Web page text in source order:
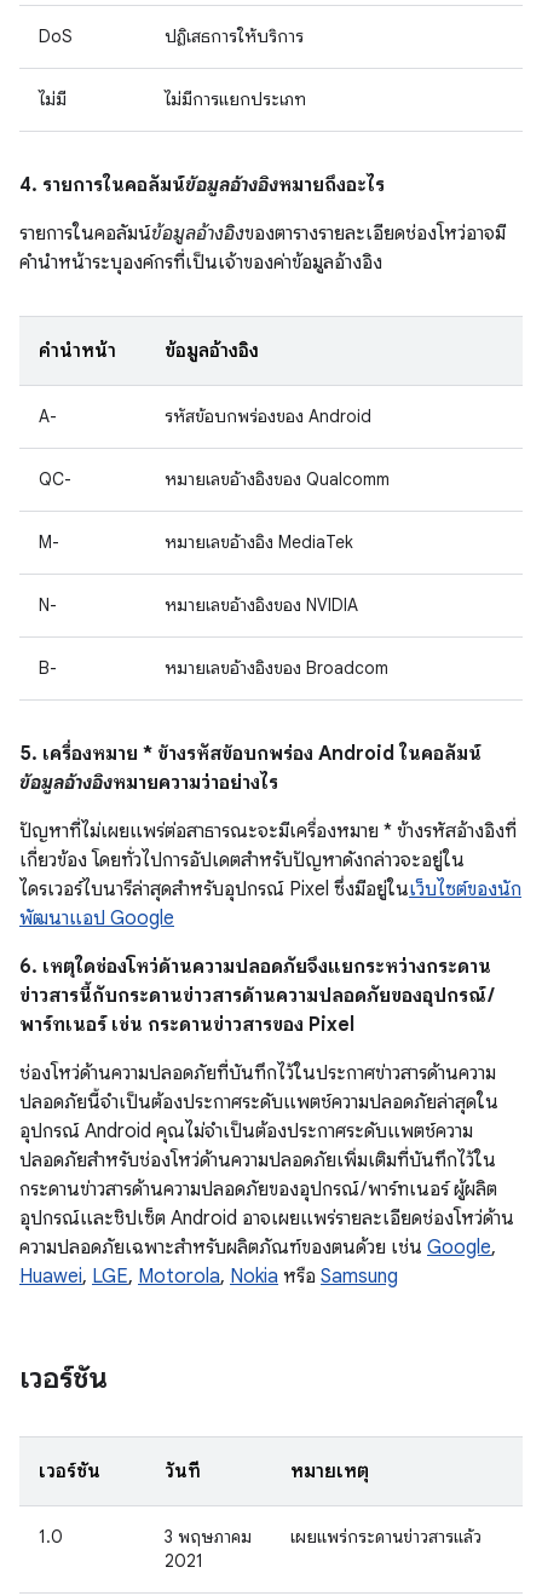
DoS ปฏิเสธการให้บริการ
ไม่มี ไม่มีการแยกประเภท
4. รายการในคอลัมน์ข้อมูลอ้างอิงหมายถึงอะไร
รายการในคอลัมน์ข้อมูลอ้างอิงของตารางรายละเอียดช่องโหว่อาจมี
คำนำหน้าระบุองค์กรที่เป็นเจ้าของค่าข้อมูลอ้างอิง
คำนำหน้า ข้อมูลอ้างอิง
A- รหัสข้อบกพร่องของ Android
QC- หมายเลขอ้างอิงของ Qualcomm
M- หมายเลขอ้างอิง MediaTek
N- หมายเลขอ้างอิงของ NVIDIA
B- หมายเลขอ้างอิงของ Broadcom
5. เครื่องหมาย * ข้างรหัสข้อบกพร่อง Android ในคอลัมน์
ข้อมูลอ้างอิงหมายความว่าอย่างไร
ปัญหาที่ไม่เผยแพร่ต่อสาธารณะจะมีเครื่องหมาย * ข้างรหัสอ้างอิงที่
เกี่ยวข้อง โดยทั่วไปการอัปเดตสำหรับปัญหาดังกล่าวจะอยู่ใน
ไดรเวอร์ไบนารีล่าสุดสำหรับอุปกรณ์ Pixel ซึ่งมีอยู่ในเว็บไซต์ของนัก
พัฒนาแอป Google
6. เหตุใดช่องโหว่ด้านความปลอดภัยจึงแยกระหว่างกระดาน
ข่าวสารนี้กับกระดานข่าวสารด้านความปลอดภัยของอุปกรณ์ /
พาร์ทเนอร์ เช่น กระดานข่าวสารของ Pixel
ช่องโหว่ด้านความปลอดภัยที่บันทึกไว้ในประกาศข่าวสารด้านความ
ปลอดภัยนี้จำเป็นต้องประกาศระดับแพตช์ความปลอดภัยล่าสุดใน
อุปกรณ์ Android คุณไม่จำเป็นต้องประกาศระดับแพตช์ความ
ปลอดภัยสำหรับช่องโหว่ด้านความปลอดภัยเพิ่มเติมที่บันทึกไว้ใน
กระดานข่าวสารด้านความปลอดภัยของอุปกรณ์ / พาร์ทเนอร์ ผู้ผลิต
อุปกรณ์และชิปเซ็ต Android อาจเผยแพร่รายละเอียดช่องโหว่ด้าน
ความปลอดภัยเฉพาะสำหรับผลิตภัณฑ์ของตนด้วย เช่น Google,
Huawei, LGE, Motorola, Nokia หรือ Samsung
เวอร์ชัน
เวอร์ชัน วันที่ หมายเหตุ
1.0
3 พฤษภาคม
2021
เผยแพร่กระดานข่าวสารแล้ว